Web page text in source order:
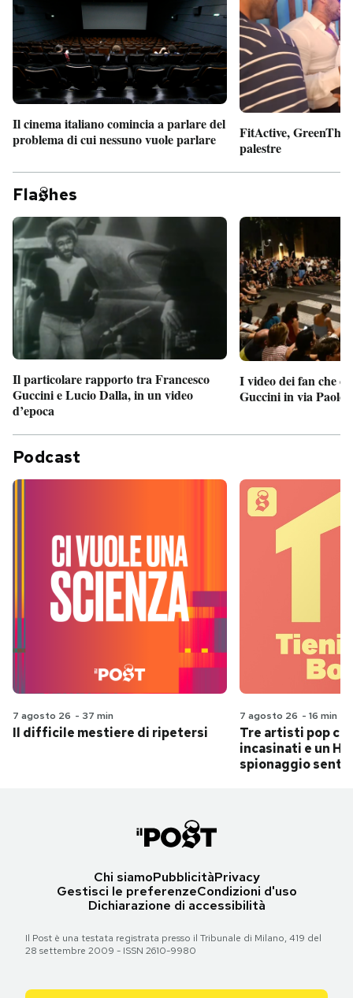
Il cinema italiano comincia a parlare del
problema di cui nessuno vuole parlare
FitActive,
palestre
Fla hes
Il particolare rapporto tra Francesco
Guccini e Lucio Dalla, in un video
d’epoca
I video dei fan che
Guccini in via Paolo
Podcast
7 agosto 26 - 37 min
Il difficile mestiere di ripetersi
7 agosto 26 - 16 min
Tre artisti pop
incasinati e un
spionaggio
Chi siamoPubblicitàPrivacy
Gestisci le preferenzeCondizioni d'uso
Dichiarazione di accessibilità
Il Post è una testata registrata presso il Tribunale di Milano, 419 del
28 settembre 2009 - ISSN 2610-9980